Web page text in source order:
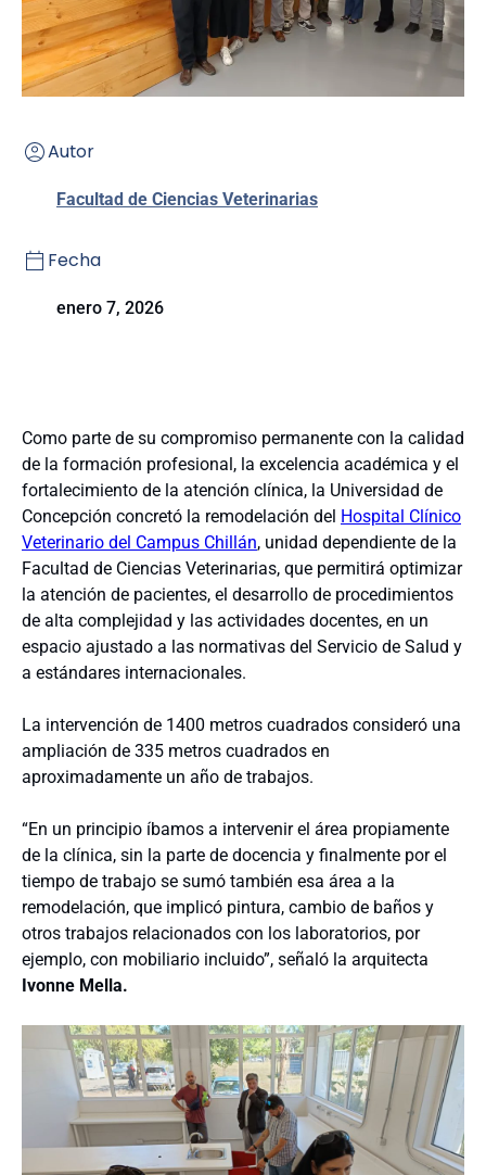
Autor
Facultad de Ciencias Veterinarias
Fecha
enero 7, 2026
Como parte de su compromiso permanente con la calidad
de la formación profesional, la excelencia académica y el
fortalecimiento de la atención clínica, la Universidad de
Concepción concretó la remodelación del Hospital Clínico
Veterinario del Campus Chillán, unidad dependiente de la
Facultad de Ciencias Veterinarias, que permitirá optimizar
la atención de pacientes, el desarrollo de procedimientos
de alta complejidad y las actividades docentes, en un
espacio ajustado a las normativas del Servicio de Salud y
a estándares internacionales.
La intervención de 1400 metros cuadrados consideró una
ampliación de 335 metros cuadrados en
aproximadamente un año de trabajos.
“En un principio íbamos a intervenir el área propiamente
de la clínica, sin la parte de docencia y finalmente por el
tiempo de trabajo se sumó también esa área a la
remodelación, que implicó pintura, cambio de baños y
otros trabajos relacionados con los laboratorios, por
ejemplo, con mobiliario incluido”, señaló la arquitecta
Ivonne Mella.